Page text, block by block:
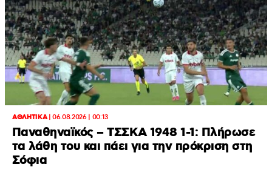
ΑΘΛΗΤΙΚΑ|06.08.2026 | 00:13
Παναθηναϊκός – ΤΣΣΚΑ 1948 1-1: Πλήρωσε
τα λάθη του και πάει για την πρόκριση στη
Σόφια